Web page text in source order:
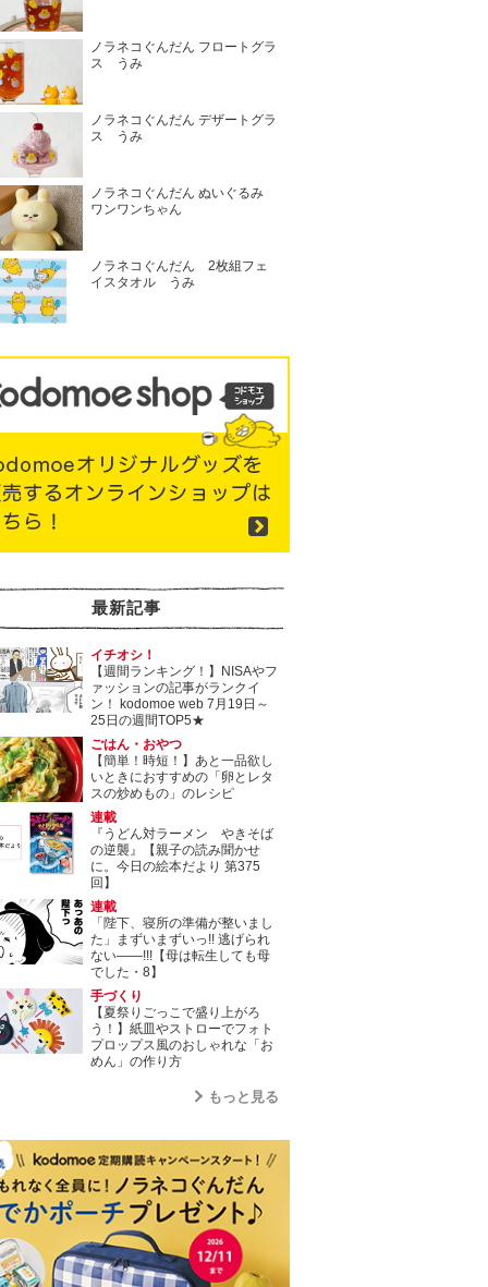
ノラネコぐんだん フロートグラ
ス うみ
ノラネコぐんだん デザートグラ
ス うみ
ノラネコぐんだん ぬいぐるみ
ワンワンちゃん
ノラネコぐんだん 2枚組フェ
イスタオル うみ
最新記事
イチオシ！
【週間ランキング！】NISAやフ
ァッションの記事がランクイ
ン！ kodomoe web 7月19日～
25日の週間TOP5★
ごはん・おやつ
【簡単！時短！】あと一品欲し
いときにおすすめの「卵とレタ
スの炒めもの」のレシピ
連載
『うどん対ラーメン やきそば
の逆襲』【親子の読み聞かせ
に。今日の絵本だより 第375
回】
連載
「陛下、寝所の準備が整いまし
た」まずいまずいっ!! 逃げられ
ない――!!!【母は転生しても母
でした・8】
手づくり
【夏祭りごっこで盛り上がろ
う！】紙皿やストローでフォト
プロップス風のおしゃれな「お
めん」の作り方
もっと見る